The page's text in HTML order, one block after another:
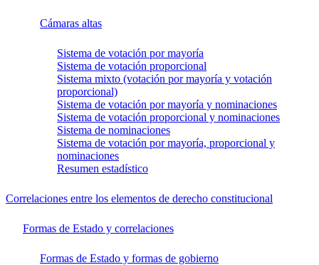
Cámaras altas
Sistema de votación por mayoría
Sistema de votación proporcional
Sistema mixto (votación por mayoría y votación
proporcional)
Sistema de votación por mayoría y nominaciones
Sistema de votación proporcional y nominaciones
Sistema de nominaciones
Sistema de votación por mayoría, proporcional y
nominaciones
Resumen estadístico
Correlaciones entre los elementos de derecho constitucional
Formas de Estado y correlaciones
Formas de Estado y formas de gobierno